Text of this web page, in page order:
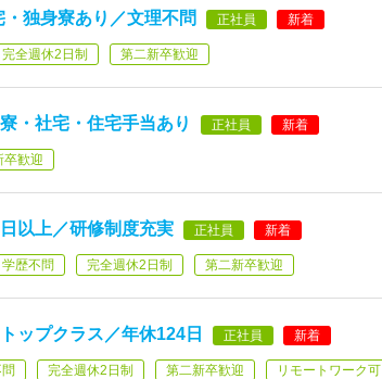
・独身寮あり／文理不問 正社員 新着
完全週休2日制 第二新卒歓迎
・社宅・住宅手当あり 正社員 新着
卒歓迎
以上／研修制度充実 正社員 新着
学歴不問 完全週休2日制 第二新卒歓迎
ップクラス／年休124日 正社員 新着
完全週休2日制 第二新卒歓迎 リモートワーク可